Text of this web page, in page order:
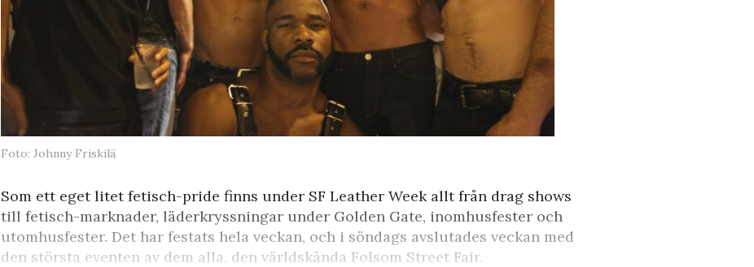
Foto: Johnny Friskilä
Som ett eget litet fetisch-pride finns under SF Leather Week allt från drag shows
till fetisch-marknader, läderkryssningar under Golden Gate, inomhusfester och
utomhusfester. Det har festats hela veckan, och i söndags avslutades veckan med
den största eventen av dem alla, den världskända Folsom Street Fair.